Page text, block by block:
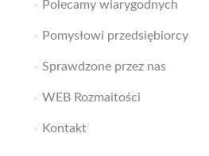
Polecamy wiarygodnych
Pomysłowi przedsiębiorcy
Sprawdzone przez nas
WEB Rozmaitości
Kontakt